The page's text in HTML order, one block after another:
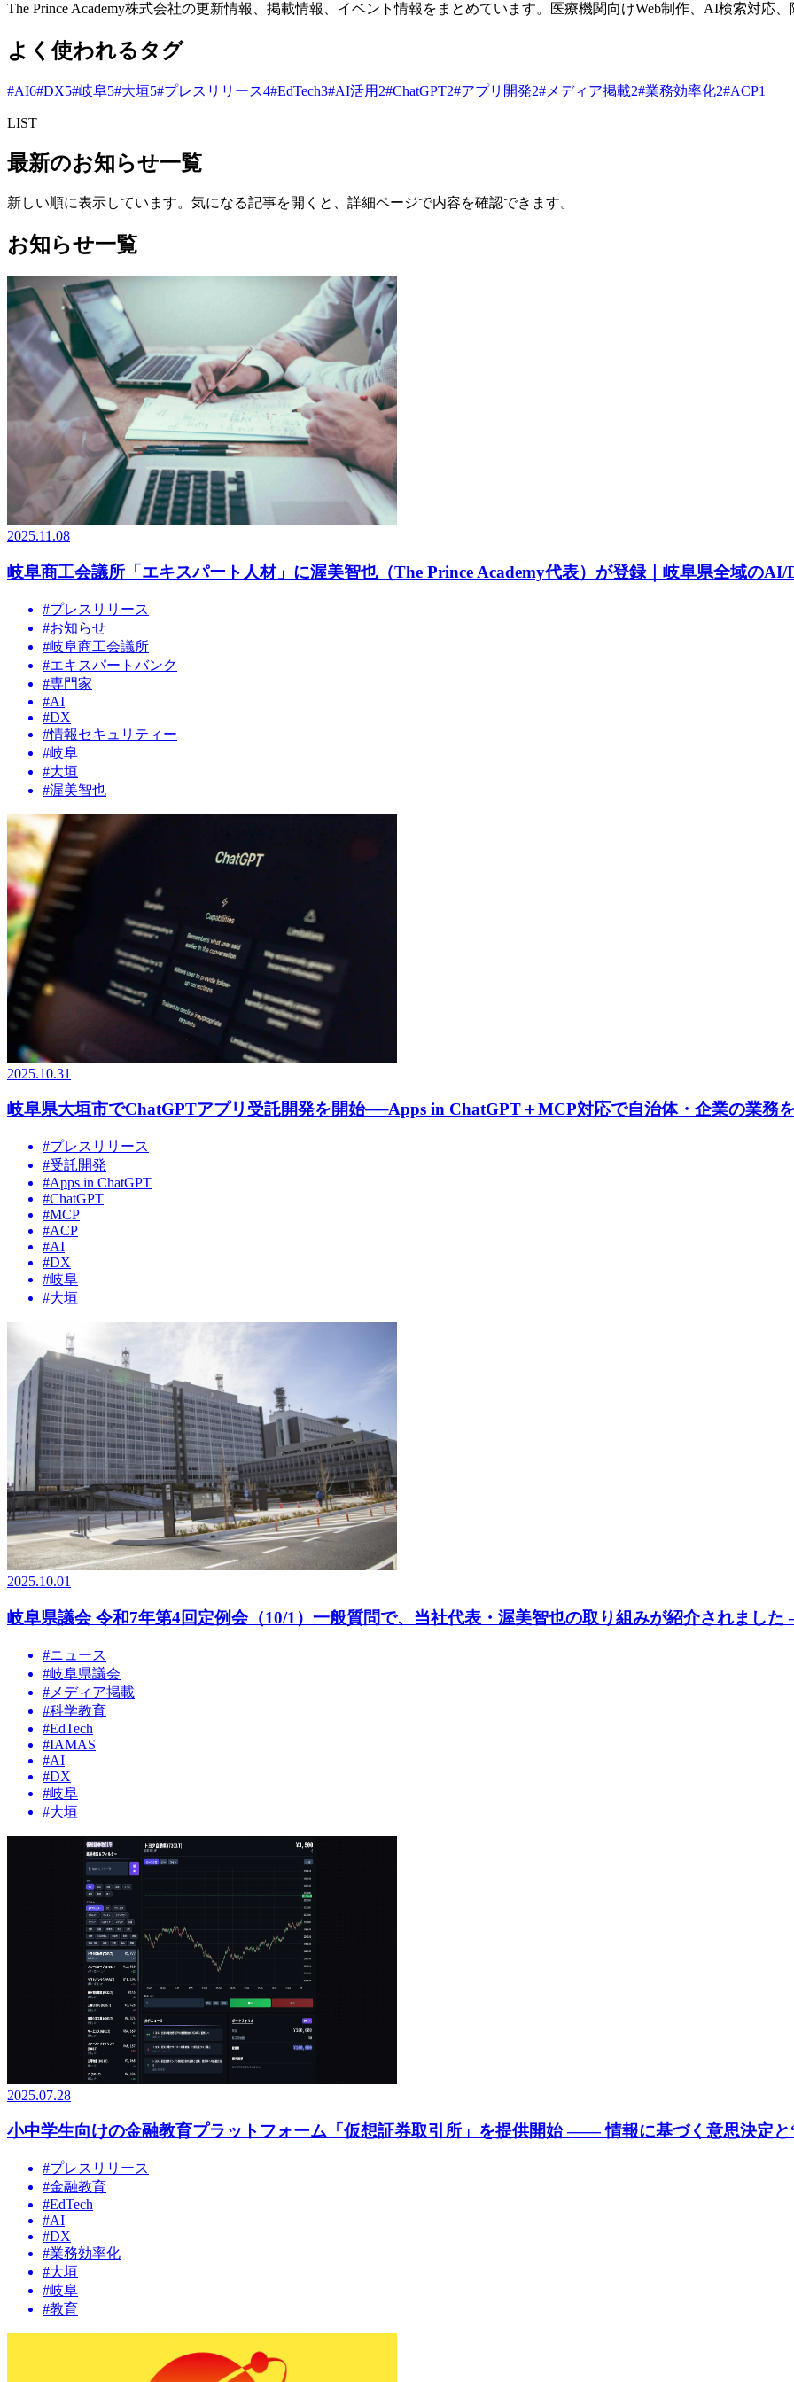
The Prince Academy株式会社の更新情報、掲載情報、イベント情報をまとめています。医療機関向けWeb制作、AI検索対応
よく使われるタグ
#AI6#DX5#岐阜5#大垣5#プレスリリース4#EdTech3#AI活用 2#ChatGPT2#アプリ開発2# メディア掲載2#業務効率化2#ACP1
LIST
最新のお知らせ一覧
新しい順に表示しています。気になる記事を開くと、詳細ページで内容を確認できます。
お知らせ一覧
2025.11.08
岐阜商工会議所「エキスパート人材」に渥美智也（The Prince Academy代表）が登録｜岐阜県全域の
#プレスリリース
#お知らせ
#岐阜商工会議所
#エキスパートバンク
#専門家
#AI
#DX
#情報セキュリティー
#岐阜
#大垣
#渥美智也
2025.10.31
岐阜県大垣市でChatGPTアプリ受託開発を開始──Apps in ChatGPT＋MCP対応で自治体・企業の業務
#プレスリリース
#受託開発
#Apps in ChatGPT
#ChatGPT
#MCP
#ACP
#AI
#DX
#岐阜
#大垣
2025.10.01
岐阜県議会 令和7年第4回定例会（10/1）一般質問で、当社代表・渥美智也の取り組みが紹介されまし
#ニュース
#岐阜県議会
# メディア掲載
#科学教育
#EdTech
#IAMAS
#AI
#DX
#岐阜
#大垣
2025.07.28
小中学生向けの金融教育プラットフォーム「仮想証券取引所」を提供開始 —— 情報に基づく意思決定
#プレスリリース
#金融教育
#EdTech
#AI
#DX
#業務効率化
#大垣
#岐阜
#教育